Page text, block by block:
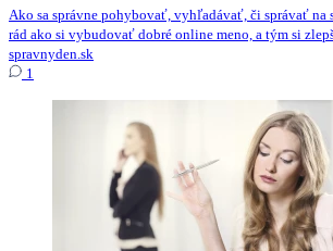
Ako sa správne pohybovať, vyhľadávať, či správať na
rád ako si vybudovať dobré online meno, a tým si
spravnyden.sk
1